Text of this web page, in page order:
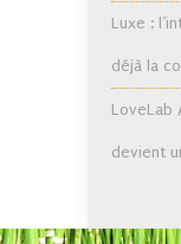
Luxe :
déjà la
LoveLab
devient